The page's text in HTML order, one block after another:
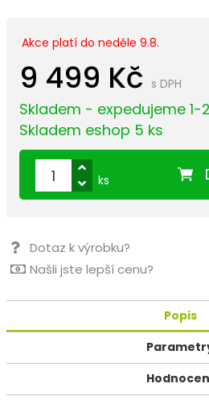
Akce platí do neděle 9.8.
9 499 Kč s DPH
Skladem - expedujeme 1-
Skladem eshop 5 ks
ks
Dotaz k výrobku?
Našli jste lepší cenu?
Popis